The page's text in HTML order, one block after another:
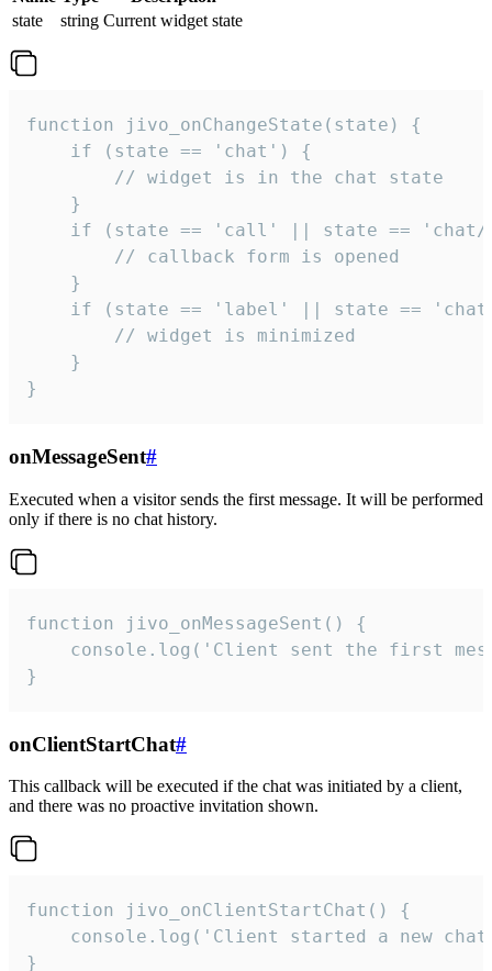
state
string Current widget state
function jivo_onChangeState(state) {
    if (state == 'chat') {
        // widget is in the chat state
    }
if (state == 'call' || state ==
        // callback form is opened
    }
if (state == 'label' || state ==
        // widget is minimized
    }
}
onMessageSent#
Executed when a visitor sends the first message. It will be performed
only if there is no chat history.
function jivo_onMessageSent() {
console.log('Client sent the first
}
onClientStartChat#
This callback will be executed if the chat was initiated by a client,
and there was no proactive invitation shown.
function jivo_onClientStartChat() {
console.log('Client started a new
}